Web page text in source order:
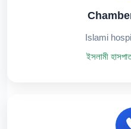
Islami
ইসলামী